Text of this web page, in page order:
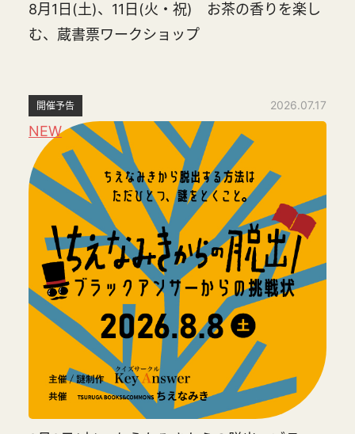
8月1日(土)、11日(火・祝) お茶の香りを楽し
む、蔵書票ワークショップ
開催予告 2026.07.17
NEW